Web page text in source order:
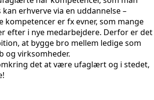
erhverve via en uddannelse –
kompetencer er fx evner, som mange
efter i nye medarbejdere. Derfor er det
at bygge bro mellem ledige som
og virksomheder.
det at være ufaglært og i stedet,